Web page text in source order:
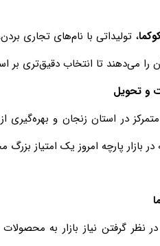
، تولیداتی با نام‌های تجاری
را می‌دهند تا انتخاب دقیق‌تری بر
در استان زنجان و بهره‌گیری
بازار پارچه امروز یک امتیاز
در نظر گرفتن نیاز بازار به